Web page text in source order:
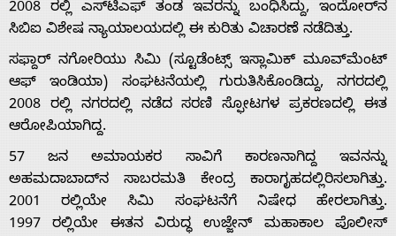
Home
About
2008 ರಲ್ಲಿ ಎಸ್‌ಟಿಎಫ್ ತಂಡ ಇವರನ್ನು ಬಂಧಿಸಿದ್ದು, ಇಂದೋರ್‌ನ
ಸಿಬಿಐ ವಿಶೇಷ ನ್ಯಾಯಾಲಯದಲ್ಲಿ ಈ ಕುರಿತು ವಿಚಾರಣೆ ನಡೆದಿತ್ತು.
ಸಫ್ದಾರ್ ನಗೋರಿಯು ಸಿಮಿ (ಸ್ಟೂಡೆಂಟ್ಸ್ ಇಸ್ಲಾಮಿಕ್ ಮೂವ್‌ಮೆಂಟ್
ಆಫ್ ಇಂಡಿಯಾ) ಸಂಘಟನೆಯಲ್ಲಿ ಗುರುತಿಸಿಕೊಂಡಿದ್ದು, ನಗರದಲ್ಲಿ
2008 ರಲ್ಲಿ ನಗರದಲ್ಲಿ ನಡೆದ ಸರಣಿ ಸ್ಫೋಟಗಳ ಪ್ರಕರಣದಲ್ಲಿ ಈತ
ಆರೋಪಿಯಾಗಿದ್ದ.
57 ಜನ ಅಮಾಯಕರ ಸಾವಿಗೆ ಕಾರಣನಾಗಿದ್ದ ಇವನನ್ನು
ಅಹಮದಾಬಾದ್‌ನ ಸಾಬರಮತಿ ಕೇಂದ್ರ ಕಾರಾಗೃಹದಲ್ಲಿರಿಸಲಾಗಿತ್ತು.
2001 ರಲ್ಲಿಯೇ ಸಿಮಿ ಸಂಘಟನೆಗೆ ನಿಷೇಧ ಹೇರಲಾಗಿತ್ತು.
1997 ರಲ್ಲಿಯೇ ಈತನ ವಿರುದ್ಧ ಉಜ್ಜೇನ್ ಮಹಾಕಾಲ ಪೊಲೀಸ್